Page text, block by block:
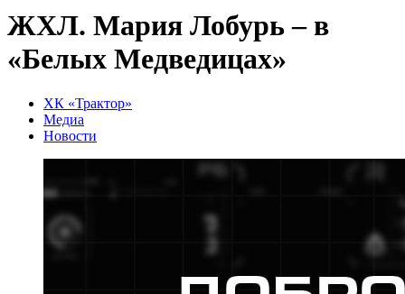
ЖХЛ. Мария Лобурь – в
«Белых Медведицах»
ХК «Трактор»
Медиа
Новости